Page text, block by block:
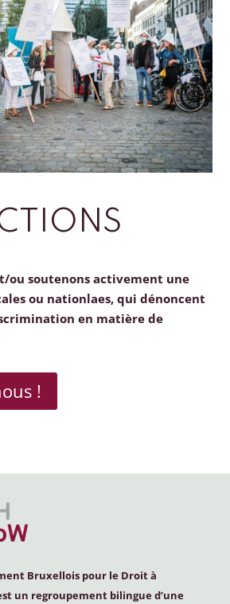
ou soutenons activement une
ou nationlaes, qui dénoncent
en matière de
!
Bruxellois pour le Droit à
un regroupement bilingue d’une